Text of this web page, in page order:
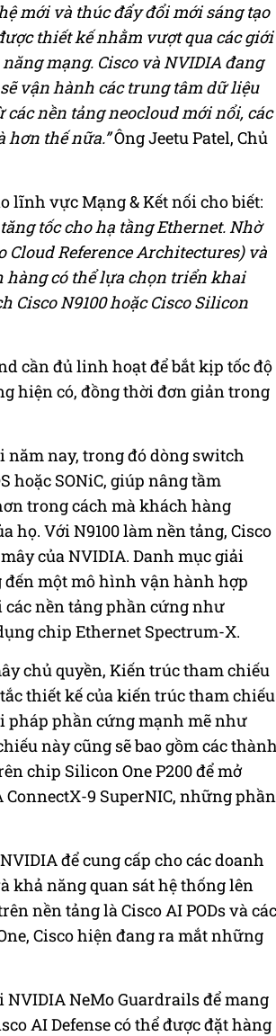
mới và thúc đẩy đổi mới sáng tạo
thiết kế nhằm vượt qua các giới
mạng. Cisco và NVIDIA đang
vận hành các trung tâm dữ liệu
nền tảng neocloud mới nổi, các
hơn thế nữa.”Ông Jeetu Patel, Chủ
lĩnh vực Mạng & Kết nối cho biết:
tốc cho hạ tầng Ethernet. Nhờ
Reference Architectures) và
hàng có thể lựa chọn triển khai
Cisco N9100 hoặc Cisco Silicon
cần đủ linh hoạt để bắt kịp tốc độ
hiện có, đồng thời đơn giản trong
năm nay, trong đó dòng switch
hoặc SONiC, giúp nâng tầm
trong cách mà khách hàng
họ. Với N9100 làm nền tảng, Cisco
của NVIDIA. Danh mục giải
một mô hình vận hành hợp
các nền tảng phần cứng như
chip Ethernet Spectrum-X.
chủ quyền, Kiến trúc tham chiếu
thiết kế của kiến trúc tham chiếu
pháp phần cứng mạnh mẽ như
này cũng sẽ bao gồm các thành
chip Silicon One P200 để mở
9 SuperNIC, những phần
để cung cấp cho các doanh
khả năng quan sát hệ thống lên
nền tảng là Cisco AI PODs và các
Cisco hiện đang ra mắt những
NVIDIA NeMo Guardrails để mang
AI Defense có thể được đặt hàng